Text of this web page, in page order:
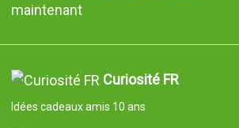
maintenant
Curiosité FR
Idées cadeaux amis 10 ans